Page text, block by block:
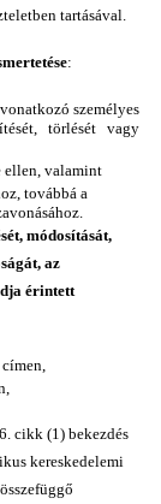
tartásával.
:
személyes
törlését vagy
ellen, valamint
továbbá a
módosítását,
az
érintett
cikk (1) bekezdés
kereskedelemi